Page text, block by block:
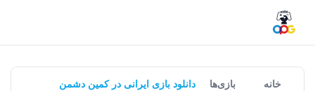
خانه بازی‌ها دانلود بازی ایرانی در کمین دشمن